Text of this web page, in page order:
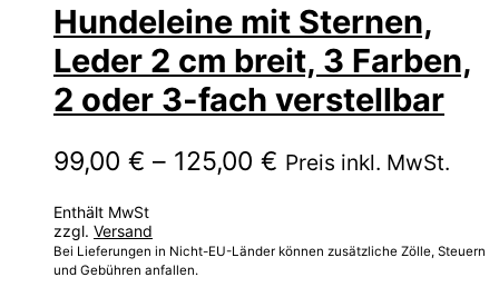
Hundeleine mit Sternen,
Leder 2 cm breit, 3 Farben,
2 oder 3-fach verstellbar
99,00 € – 125,00 € Preisspanne:
125,00 €
Preis inkl. MwSt.
Enthält MwSt
zzgl. Versand
Bei Lieferungen in Nicht-EU-Länder können zusätzliche Zölle, Steuern
und Gebühren anfallen.